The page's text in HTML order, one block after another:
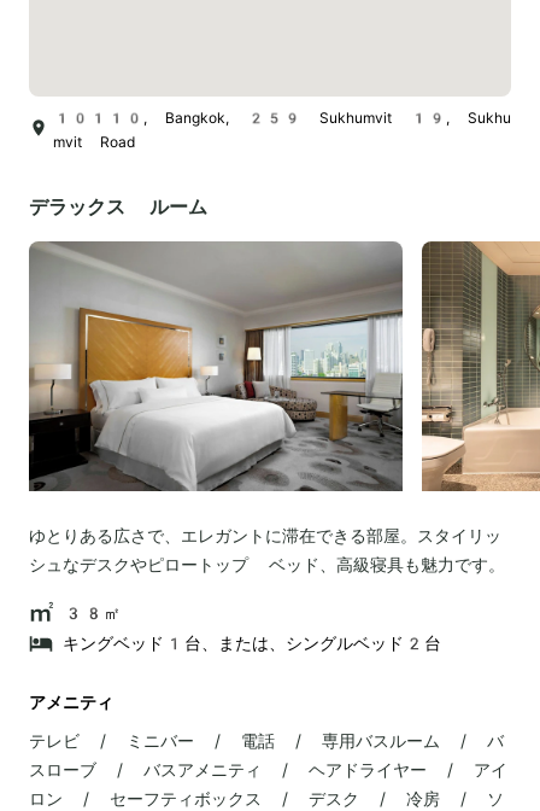
10110, Bangkok, 259 Sukhumvit 19, Sukhu
mvit Road
デラックス ルーム
ゆとりある広さで、エレガントに滞在できる部屋。スタイリッ
シュなデスクやピロートップ ベッド、高級寝具も魅力です。
38㎡
キングベッド1台、または、シングルベッド2台
アメニティ
テレビ / ミニバー / 電話 / 専用バスルーム / バ
スローブ / バスアメニティ / ヘアドライヤー / アイ
ロン / セーフティボックス / デスク / 冷房 / ソ